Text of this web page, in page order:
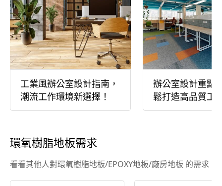
工業風辦公室設計指南，
潮流工作環境新選擇！
辦公室設計重點
鬆打造高品質工
環氧樹脂地板需求
看看其他人對環氧樹脂地板/EPOXY地板/廠房地板 的需求